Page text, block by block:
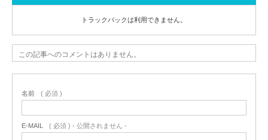
トラックバックは利用できません。
この記事へのコメントはありません。
名前 ( 必須 )
E-MAIL ( 必須 ) - 公開されません -